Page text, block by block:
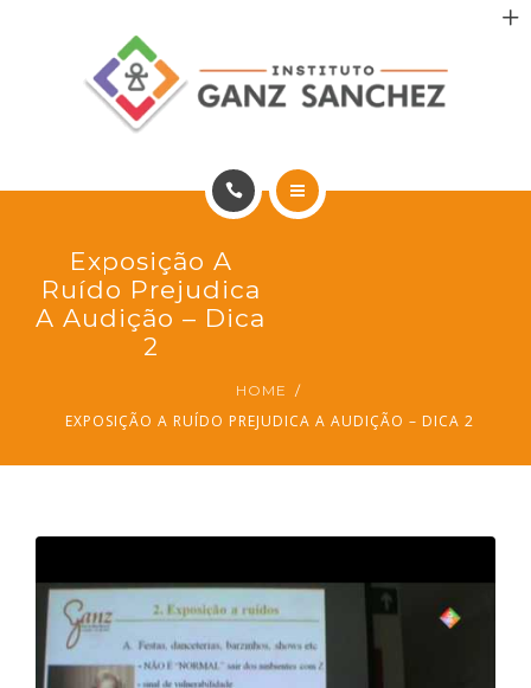
INCENTIVO AOS PACIENTES
PT
PORTFÓLIO
Exposição A
Ruído Prejudica
A Audição – Dica
2
HOME
EXPOSIÇÃO A RUÍDO PREJUDICA A AUDIÇÃO – DICA 2